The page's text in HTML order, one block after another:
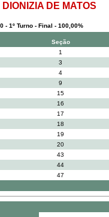
DE MATOS
- 1º Turno - Final - 100,00%
Seção
1
3
4
9
15
16
17
18
19
20
43
44
47